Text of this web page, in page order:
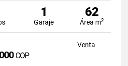
1
Garaje
62
Área m2
Venta
COP